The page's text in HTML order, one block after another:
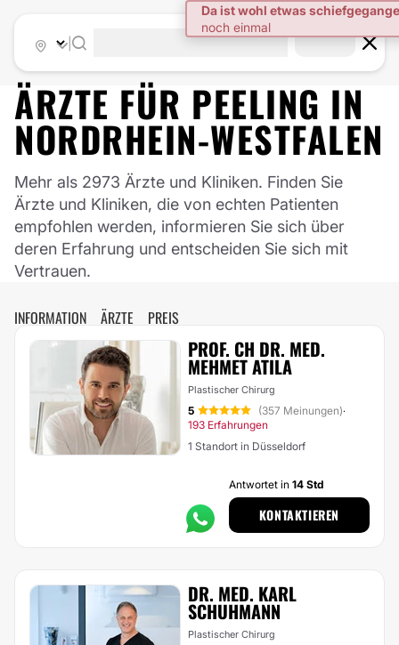
ÄRZTE FÜR PEELING IN
NORDRHEIN-WESTFALEN
Mehr als 2973 Ärzte und Kliniken. Finden Sie
Ärzte und Kliniken, die von echten Patienten
empfohlen werden, informieren Sie sich über
deren Erfahrung und entscheiden Sie sich mit
Vertrauen.
INFORMATION ÄRZTE PREIS
PROF. CH DR. MED.
MEHMET ATILA
Plastischer Chirurg
5 (357 Meinungen)·
193 Erfahrungen
1 Standort in Düsseldorf
Antwortet in 14 Std
KONTAKTIEREN
DR. MED. KARL
SCHUHMANN
Plastischer Chirurg